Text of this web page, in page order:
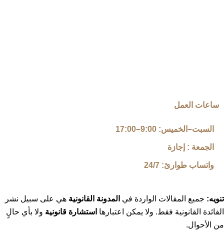
ساعات العمل
السبت–الخميس: 9:00–17:00
الجمعة : إجازة
واتساب طوارئ: 24/7
تنويه: جميع المقالات الواردة في المدونة القانونية هي على سبيل نشر
الفائدة القانونية فقط. ولا يمكن اعتبارها استشارة قانونية ولا بأي حالٍ
من الأحوال.